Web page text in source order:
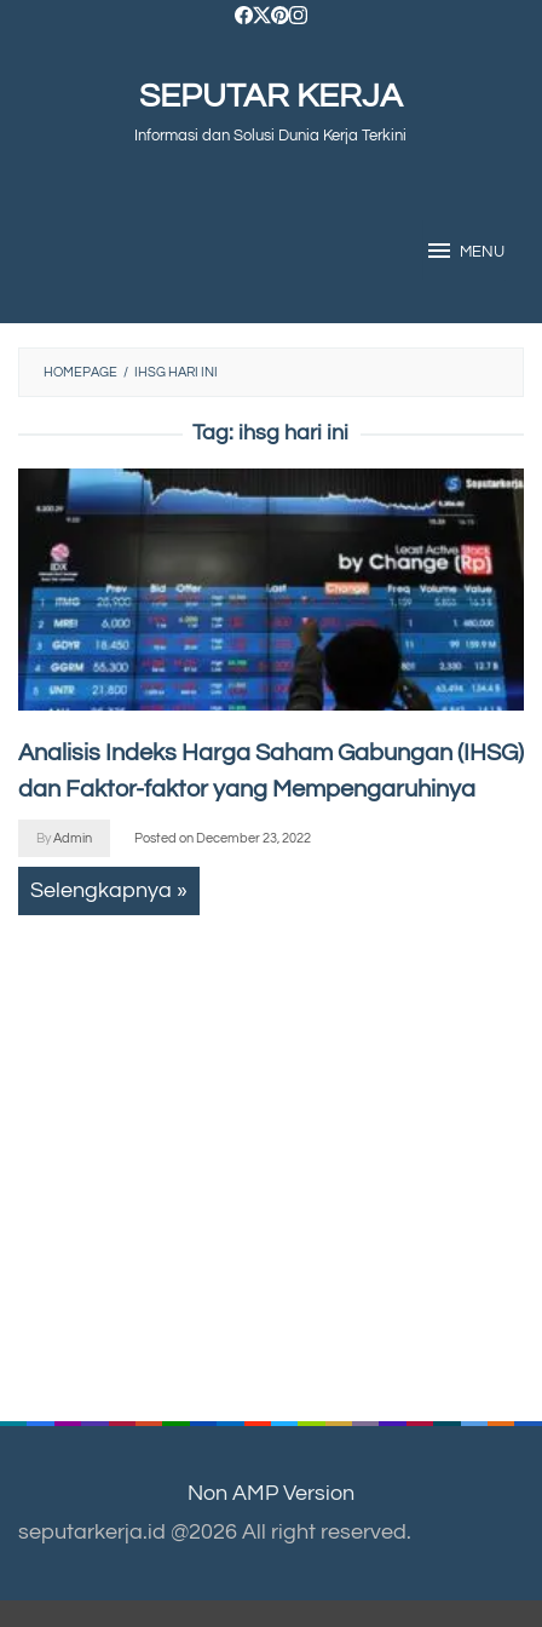
SEPUTAR KERJA
Informasi dan Solusi Dunia Kerja Terkini
MENU
HOMEPAGE / IHSG HARI INI
Tag: ihsg hari ini
Analisis Indeks Harga Saham Gabungan (IHSG)
dan Faktor-faktor yang Mempengaruhinya
ByAdmin Posted on December 23, 2022
Selengkapnya »
Non AMP Version
seputarkerja.id @2026 All right reserved.